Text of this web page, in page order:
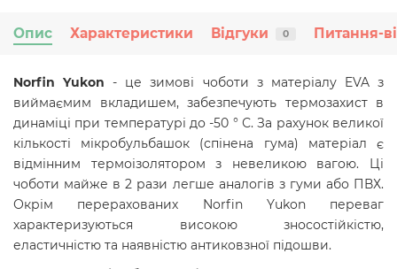
Опис Характеристики Відгуки 0 Питання-
Norfin Yukon- це зимові чоботи з матеріалу EVA з
виймаємим вкладишем, забезпечують термозахист в
динаміці при температурі до -50 ° С. За рахунок великої
кількості мікробульбашок (спінена гума) матеріал є
відмінним термоізолятором з невеликою вагою. Ці
чоботи майже в 2 рази легше аналогів з гуми або ПВХ.
Окрім перерахованих Norfin Yukon переваг
характеризуються високою зносостійкістю,
еластичністю та наявністю антиковзної підошви.